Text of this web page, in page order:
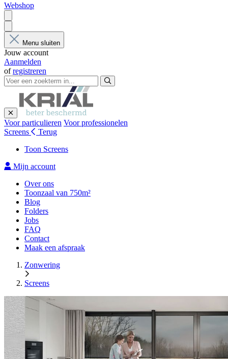
Webshop
Menu sluiten
Jouw account
Aanmelden
ofregistreren
Voor particulieren Voor professionelen
Screens
Terug
Toon Screens
Mijn account
Over ons
Toonzaal van 750m²
Blog
Folders
Jobs
FAQ
Contact
Maak een afspraak
Zonwering
Screens